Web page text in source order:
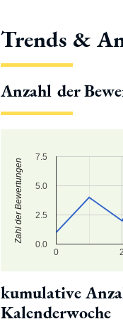
Trends &
Anzahl der
0 2
0.0
2.5
5.0
7.5
Zahl der Bewertungen
kumulative
Kalenderwoche